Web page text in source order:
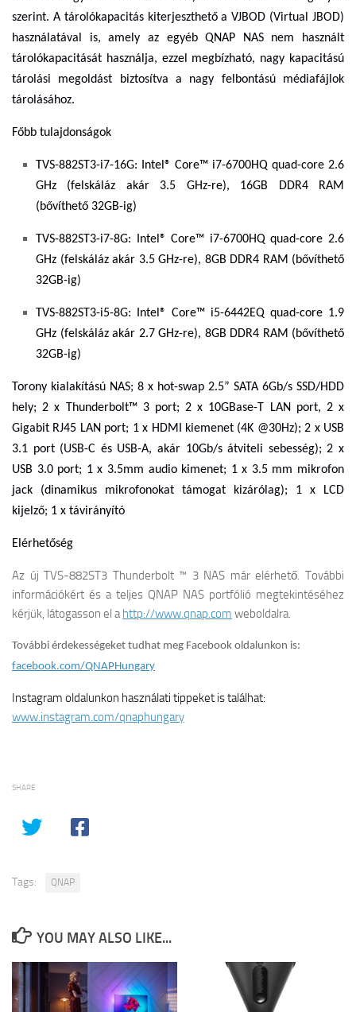
szerint. A tárolókapacitás kiterjeszthető a VJBOD (Virtual JBOD)
használatával is, amely az egyéb QNAP NAS nem használt
tárolókapacitását használja, ezzel megbízható, nagy kapacitású
tárolási megoldást biztosítva a nagy felbontású médiafájlok
tárolásához.
Főbb tulajdonságok
TVS-882ST3-i7-16G:
Intel® Core™ i7-6700HQ quad-core 2.6
GHz (felskáláz akár 3.5 GHz-re), 16GB DDR4 RAM
(bővíthető 32GB-ig)
TVS-882ST3-i7-8G:
Intel® Core™ i7-6700HQ quad-core 2.6
GHz (felskáláz akár 3.5 GHz-re), 8GB DDR4 RAM (bővíthető
32GB-ig)
TVS-882ST3-i5-8G: Intel® Core™ i5-6442EQ quad-core 1.9
GHz (felskáláz akár 2.7 GHz-re), 8GB DDR4 RAM (bővíthető
32GB-ig)
Torony kialakítású NAS; 8 x hot-swap 2.5” SATA 6Gb/s SSD/HDD
hely; 2 x Thunderbolt™ 3 port; 2 x 10GBase-T LAN port, 2 x
Gigabit RJ45 LAN port; 1 x HDMI kiemenet (4K @30Hz); 2 x USB
3.1 port (USB-C és USB-A, akár 10Gb/s átviteli sebesség); 2 x
USB 3.0 port; 1 x 3.5mm audio kimenet; 1 x 3.5 mm mikrofon
jack (dinamikus mikrofonokat támogat kizárólag); 1 x LCD
kijelző; 1 x távirányító
Elérhetőség
Az új TVS-882ST3 Thunderbolt ™ 3 NAS már elérhető. További
információkért és a teljes QNAP NAS portfólió megtekintéséhez
kérjük, látogasson el ahttp://www.qnap.com weboldalra.
További érdekességeket tudhat meg Facebook oldalunkon is:
facebook.com/QNAPHungary
Instagram oldalunkon használati tippeket is találhat:
www.instagram.com/qnaphungary
SHARE
Tags: QNAP
YOU MAY ALSO LIKE...